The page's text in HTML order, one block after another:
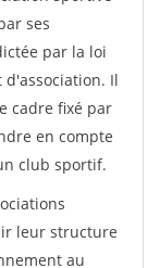
ses
par la loi
Il
cadre fixé par
en compte
club sportif.
leur structure
au